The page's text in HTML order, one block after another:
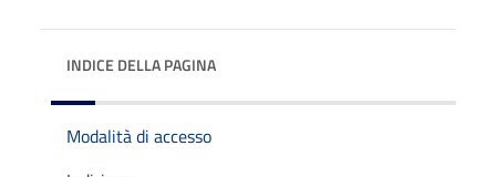
INDICE DELLA PAGINA
Modalità di accesso